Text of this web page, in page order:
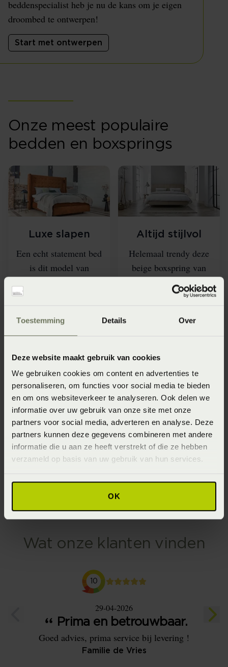
Toestemming Details Over
Deze website maakt gebruik van cookies
We gebruiken cookies om content en advertenties te
personaliseren, om functies voor social media te bieden
en om ons websiteverkeer te analyseren. Ook delen we
informatie over uw gebruik van onze site met onze
partners voor social media, adverteren en analyse. Deze
partners kunnen deze gegevens combineren met andere
informatie die u aan ze heeft verstrekt of die ze hebben
verzameld op basis van uw gebruik van hun services.
OK
beddenspecialist heb je nu de kans om je eigen
droombed te ontwerpen!
Start met ontwerpen
Onze meest populaire
bedden en boxsprings
Luxe slapen
Een echt statement bed
is dit model van
Altijd stijlvol
Helemaal trendy deze
beige boxspring van
Beddelicious.
Stoer bed
Deze boxspring van
SLP is bekleed met
imitatieleer en zorgt
voor een stoere look.
SLP Collection
Mooi hout
Dit houten ledikant van
Hasena is éen van de
vele mooie modellen
van dit Zwitserse merk.
Ledikanten
Wat onze klanten vinden
10
29-04-2026
Prima en betrouwbaar.
Goed advies, prima service bij levering !
Familie de Vries